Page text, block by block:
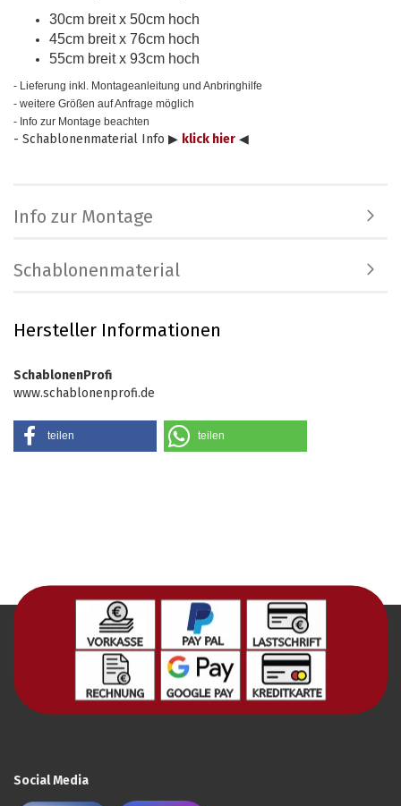
30cm breit x 50cm hoch
45cm breit x 76cm hoch
55cm breit x 93cm hoch
- Lieferung inkl. Montageanleitung und Anbringhilfe
- weitere Größen auf Anfrage möglich
- Info zur Montage beachten
- Schablonenmaterial Info ▶ klick hier ◀
Info zur Montage
Schablonenmaterial
Hersteller Informationen
SchablonenProfi
www.schablonenprofi.de
teilen teilen
Social Media